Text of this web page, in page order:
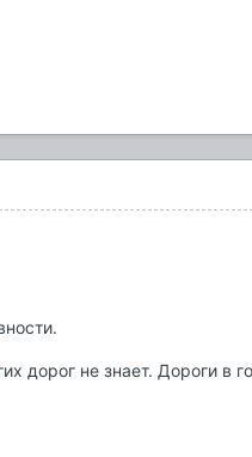
дорог не знает. Дороги в